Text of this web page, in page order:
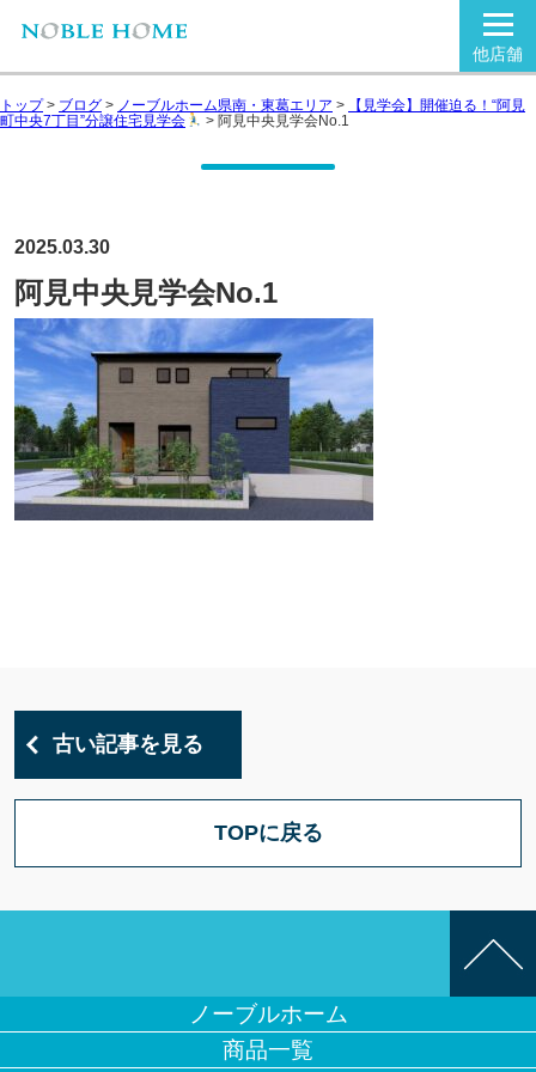
他店舗
トップ> ブログ > ノーブルホーム県南・東葛エリア >
【見学会】開催迫る！“阿見
町中央7丁目”分譲住宅見学会
> 阿見中央見学会No.1
2025.03.30
阿見中央見学会No.1
古い記事を見る
TOPに戻る
ノーブルホーム
商品一覧